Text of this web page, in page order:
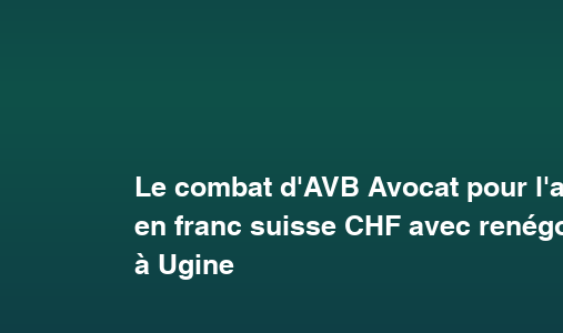
Le combat d'AVB Avocat pour
en franc suisse CHF avec
à Ugine